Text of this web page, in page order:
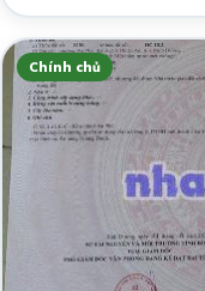
Chính chủ